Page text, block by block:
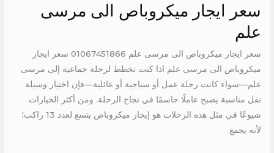
سعر ايجار ميكروباص الى مرسى
علم
سعر ايجار ميكروباص الى مرسى علم 01067451866 سعر ايجار
ميكروباص الى مرسى علم اذا كنت تخطط لرحلة جماعية إلى مرسى
علم—سواء كانت رحلة عمل أو سياحية أو عائلية—فإن اختيار وسيلة
نقل مناسبة يصبح عاملًا حاسمًا في نجاح الرحلة. ومن أكثر الخيارات
شيوعًا في مثل هذه الرحلات هو إيجار ميكروباص يتسع لعدد 13 راكب؛
لأنه يجمع